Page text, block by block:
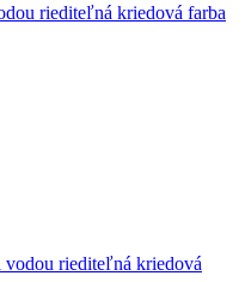
riediteľná kriedová farba